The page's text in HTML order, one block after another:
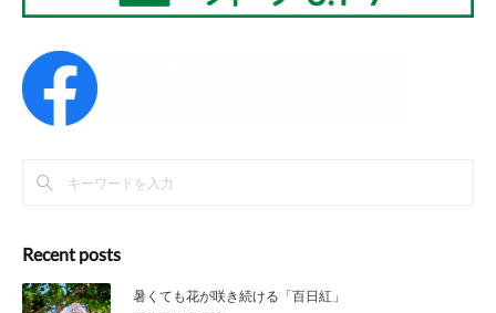
Recent posts
暑くても花が咲き続ける「百日紅」